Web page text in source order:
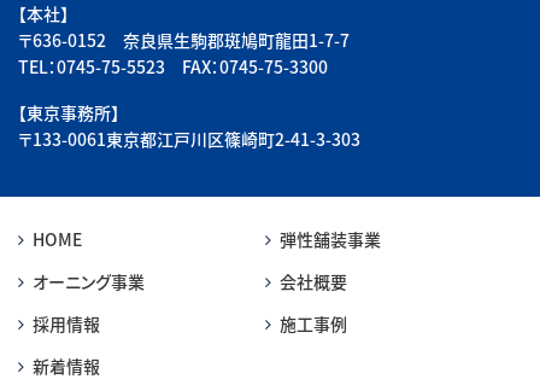
【本社】
〒636-0152 奈良県生駒郡斑鳩町龍田1-7-7
TEL：0745-75-5523 FAX：0745-75-3300
【東京事務所】
〒133-0061東京都江戸川区篠崎町2-41-3-303
HOME
弾性舗装事業
オーニング事業
会社概要
採用情報
施工事例
新着情報